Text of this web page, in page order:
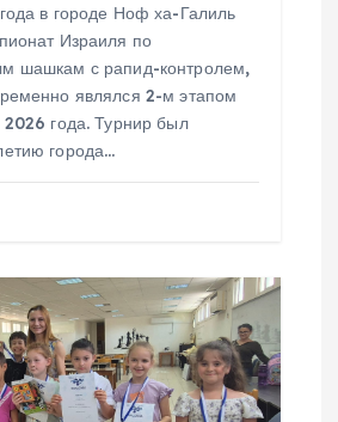
в городе Ноф ха-Галиль
Израиля по
шашкам с рапид-контролем,
являлся 2-м этапом
2026 года. Турнир был
города…